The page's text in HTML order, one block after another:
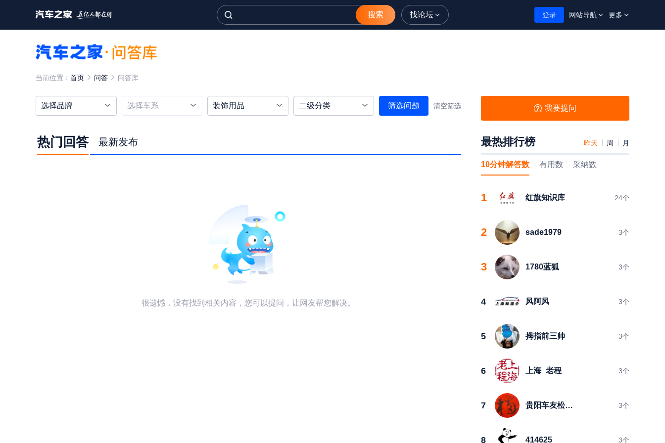
搜索 找论坛 登录 网站导航 更多
当前位置： 首页 问答 问答库
选择品牌 选择车系 装饰用品 二级分类 筛选问题 清空筛选
热门回答 最新发布
很遗憾，没有找到相关内容，您可以提问，让网友帮您解决。
我要提问
最热排行榜 昨天 周 月
10分钟解答数 有用数 采纳数
1 红旗知识库 24个
2 sade1979 3个
3 1780蓝狐 3个
4 风阿风 3个
5 拇指前三帅 3个
6 上海_老程 3个
7 贵阳车友松鼠靠山 3个
8 414625 3个